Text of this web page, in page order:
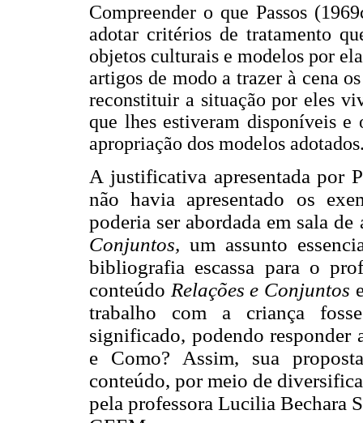
Compreender o que Passos
adotar critérios de tratamento
objetos culturais e modelos por
artigos de modo a trazer à cena
reconstituir a situação por eles
que lhes estiveram disponíveis
apropriação dos modelos
A justificativa apresentada por
não havia apresentado os
poderia ser abordada em sala
Conjuntos,um assunto
bibliografia escassa para o
conteúdo Relações e Conjuntos
trabalho com a criança
significado, podendo responder
e Como? Assim, sua
conteúdo, por meio de
pela professora Lucilia Bechara